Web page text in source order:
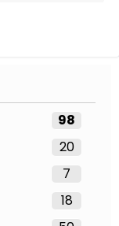
98
20
7
18